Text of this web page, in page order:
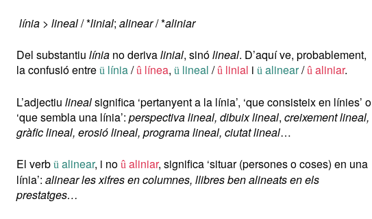
línia > lineal/ *linial; alinear/ *aliniar
Del substantiu línia no derivalinial, sinólineal. D’aquí ve, probablement,
la confusió entre ü línia/û línea, ü lineal /û linial i ü alinear/û aliniar.
L’adjectiu linealsignifica ‘pertanyent a la línia’, ‘que consisteix en línies’ o
‘que sembla una línia’: perspectiva lineal, dibuix lineal, creixement lineal,
gràfic lineal, erosió lineal, programa lineal, ciutat lineal…
El verb ü alinear, i no û aliniar, significa ‘situar (persones o coses) en una
línia’: alinear les xifres en columnes, llibres ben alineats en els
prestatges…